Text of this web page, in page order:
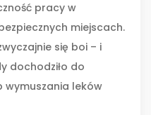
pracy w
miejscach.
się boi – i
dochodziło do
wymuszania leków